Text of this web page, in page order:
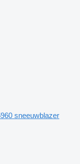
sneeuwblazer